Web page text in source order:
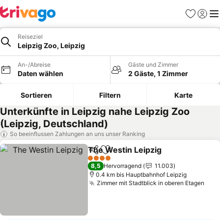
Favoriten
Reiseziel
Leipzig Zoo, Leipzig
An-/Abreise
Daten wählen
Gäste und Zimmer
2 Gäste, 1 Zimmer
Sortieren Filtern Karte
Unterkünfte in Leipzig nahe Leipzig Zoo
(Leipzig, Deutschland)
So beeinflussen Zahlungen an uns unser Ranking
TeilenZu Favoriten hinzufügen
The Westin Leipzig
4 Sterne
8,5 Hervorragend
11.003
0.4 km bis Hauptbahnhof Leipzig
Zimmer mit Stadtblick in oberen Etagen